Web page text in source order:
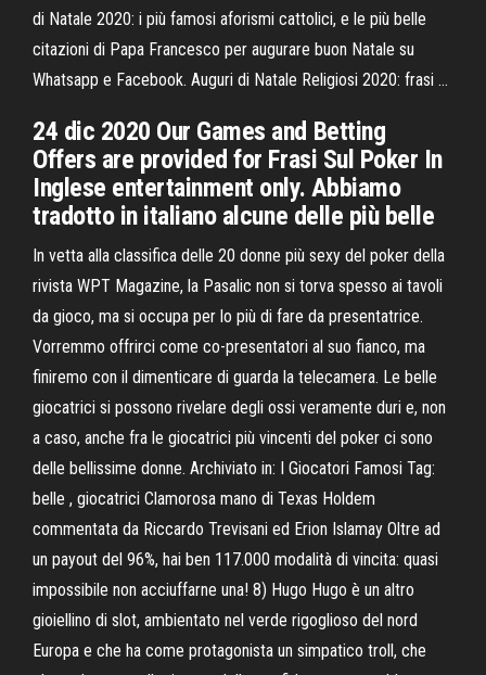
di Natale 2020: i più famosi aforismi cattolici, e le più belle
citazioni di Papa Francesco per augurare buon Natale su
Whatsapp e Facebook. Auguri di Natale Religiosi 2020: frasi …
24 dic 2020 Our Games and Betting
Offers are provided for Frasi Sul Poker In
Inglese entertainment only. Abbiamo
tradotto in italiano alcune delle più belle
In vetta alla classifica delle 20 donne più sexy del poker della
rivista WPT Magazine, la Pasalic non si torva spesso ai tavoli
da gioco, ma si occupa per lo più di fare da presentatrice.
Vorremmo offrirci come co-presentatori al suo fianco, ma
finiremo con il dimenticare di guarda la telecamera. Le belle
giocatrici si possono rivelare degli ossi veramente duri e, non
a caso, anche fra le giocatrici più vincenti del poker ci sono
delle bellissime donne. Archiviato in: I Giocatori Famosi Tag:
belle , giocatrici Clamorosa mano di Texas Holdem
commentata da Riccardo Trevisani ed Erion Islamay Oltre ad
un payout del 96%, hai ben 117.000 modalità di vincita: quasi
impossibile non acciuffarne una! 8) Hugo Hugo è un altro
gioiellino di slot, ambientato nel verde rigoglioso del nord
Europa e che ha come protagonista un simpatico troll, che